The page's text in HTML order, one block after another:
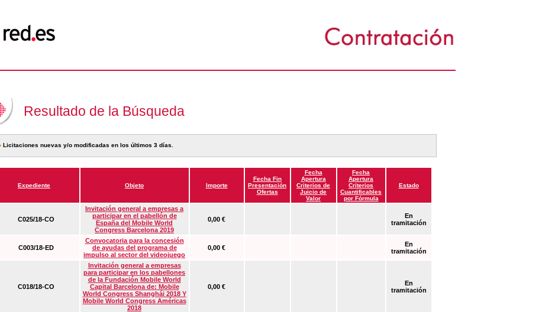
Resultado de la Búsqueda
Licitaciones nuevas y/o modificadas en los últimos 3 días.
Expediente Objeto Importe
Fecha Fin
Presentación
Ofertas
Fecha
Apertura
Criterios de
Juicio de
Valor
Fecha
Apertura
Criterios
Cuantificables
por Fórmula
Estado
C025/18-CO
Invitación general a empresas a
participar en el pabellón de
España del Mobile World
Congress Barcelona 2019
0,00 €
En
tramitación
C003/18-ED
Convocatoria para la concesión
de ayudas del programa de
impulso al sector del videojuego
0,00 €
En
tramitación
C018/18-CO
Invitación general a empresas
para participar en los pabellones
de la Fundación Mobile World
Capital Barcelona de: Mobile
World Congress Shanghái 2018 Y
Mobile World Congress Américas
2018
0,00 €
En
tramitación